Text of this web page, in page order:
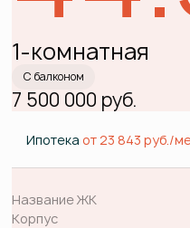
1-комнатная
С балконом
7 500 000 руб.
Ипотека от 23 843 руб./
Название ЖК
Корпус